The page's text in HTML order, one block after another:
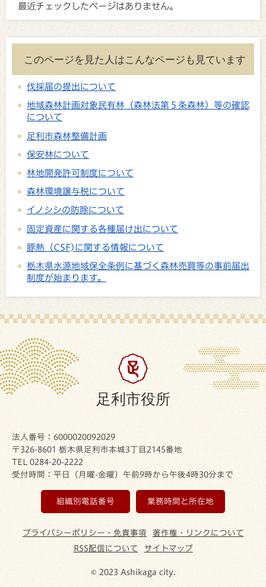
最近チェックしたページはありません。
このページを見た人はこんなページも見ています
伐採届の提出について
地域森林計画対象民有林（森林法第５条森林）等の確認
について
足利市森林整備計画
保安林について
林地開発許可制度について
森林環境譲与税について
イノシシの防除について
固定資産に関する各種届け出について
豚熱（CSF)に関する情報について
栃木県水源地域保全条例に基づく森林売買等の事前届出
制度が始まります。
足利市役所
法人番号：6000020092029
〒326-8601 栃木県足利市本城3丁目2145番地
TEL 0284-20-2222
受付時間：平日（月曜-金曜）午前9時から午後4時30分まで
組織別電話番号 業務時間と所在地
プライバシーポリシー・免責事項
著作権・リンクについて
RSS配信について
サイトマップ
© 2023 Ashikaga city.